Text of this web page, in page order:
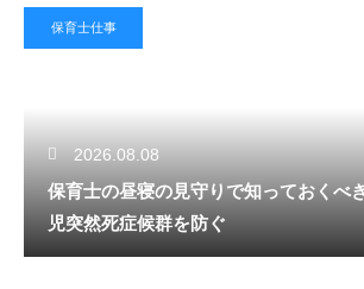
保育士仕事
2026.08.08
保育士の昼寝の見守りで知っておくべ
児突然死症候群を防ぐ